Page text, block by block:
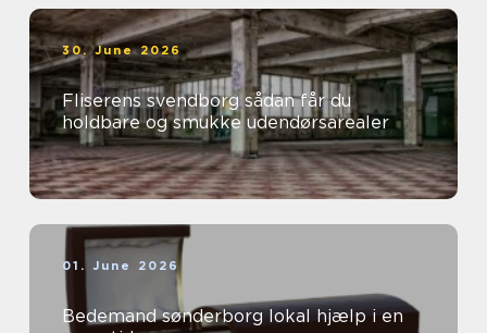
30. June 2026
Fliserens svendborg sådan får du
holdbare og smukke udendørsarealer
01. June 2026
Bedemand sønderborg lokal hjælp i en